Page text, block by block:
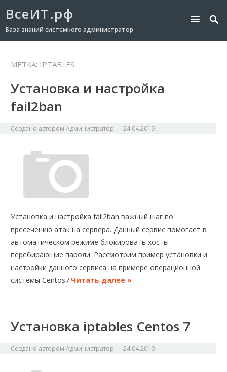
ВсеИТ.рф
База знаний системного администратор
МЕТКА: IPTABLES
Установка и настройка
fail2ban
Создано авторомАдминистратор —24.04.2019
Установка и настройка fail2ban важный шаг по
пресечению атак на сервера. Данный сервис помогает в
автоматическом режиме блокировать хосты
перебирающие пароли. Рассмотрим пример установки и
настройки данного сервиса на примере операционной
системы Centos7.Читать далее »
Установка iptables Centos 7
Создано авторомАдминистратор —24.04.2019